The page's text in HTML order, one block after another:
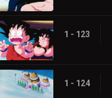
1 - 123
1 - 124